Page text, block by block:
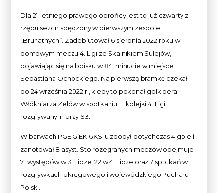
Dla 21-letniego prawego obrońcy jest to już czwarty z
rzędu sezon spędzony w pierwszym zespole
„Brunatnych”. Zadebiutował 6 sierpnia 2022 roku w
domowym meczu 4. Ligi ze Skalnikiem Sulejów,
pojawiając się na boisku w 84. minucie w miejsce
Sebastiana Ochockiego. Na pierwszą bramkę czekał
do 24 września 2022 r., kiedy to pokonał golkipera
Włókniarza Zelów w spotkaniu 11. kolejki 4. Ligi
rozgrywanym przy S3.
W barwach PGE GiEK GKS-u zdobył dotychczas 4 gole i
zanotował 8 asyst. Sto rozegranych meczów obejmuje
71 występów w 3. Lidze, 22 w 4. Lidze oraz 7 spotkań w
rozgrywkach okręgowego i wojewódzkiego Pucharu
Polski.